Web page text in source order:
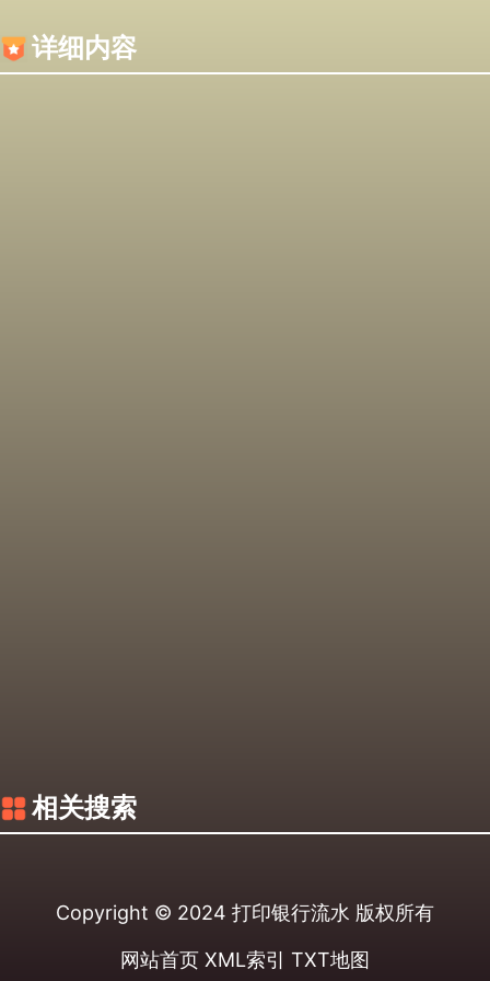
详细内容
相关搜索
Copyright © 2024 打印银行流水 版权所有
网站首页 XML索引 TXT地图